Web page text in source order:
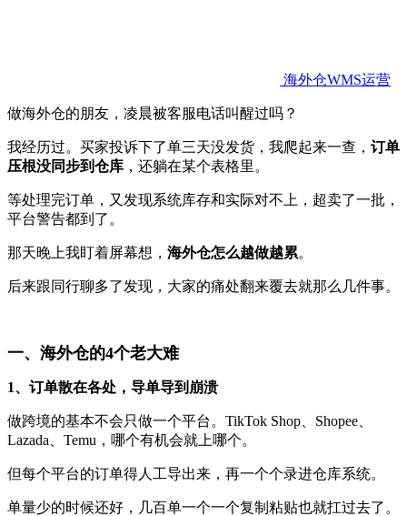
海外仓WMS运营
做海外仓的朋友，凌晨被客服电话叫醒过吗？
我经历过。买家投诉下了单三天没发货，我爬起来一查， 订单
压根没同步到仓库 ，还躺在某个表格里。
等处理完订单，又发现系统库存和实际对不上，超卖了一批，
平台警告都到了。
那天晚上我盯着屏幕想， 海外仓怎么越做越累。
后来跟同行聊多了发现，大家的痛处翻来覆去就那么几件事。
一、海外仓的4个老大难
1、订单散在各处，导单导到崩溃
做跨境的基本不会只做一个平台。TikTok Shop、Shopee、
Lazada、Temu，哪个有机会就上哪个。
但每个平台的订单得人工导出来，再一个个录进仓库系统。
单量少的时候还好，几百单一个一个复制粘贴也就扛过去了。